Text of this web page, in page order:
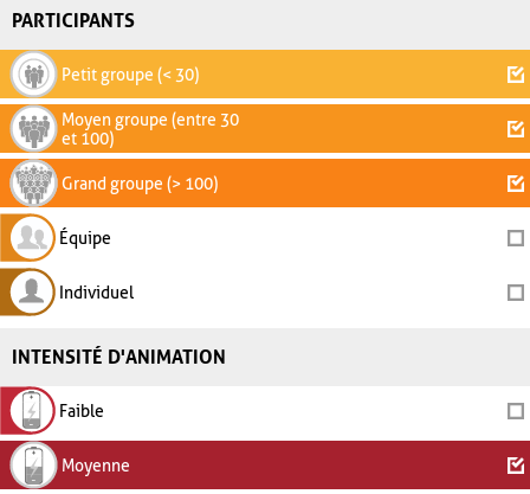
PARTICIPANTS
Petit groupe (< 30)
Moyen groupe (entre 30
et 100)
Grand groupe (> 100)
Équipe
Individuel
INTENSITÉ D'ANIMATION
Faible
Moyenne